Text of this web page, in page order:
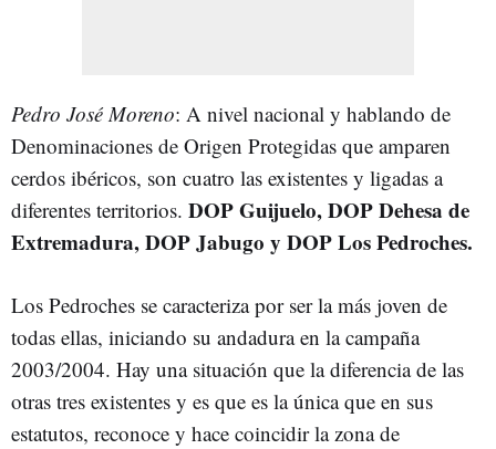
Pedro José Moreno: A nivel nacional y hablando de
Denominaciones de Origen Protegidas que amparen
cerdos ibéricos, son cuatro las existentes y ligadas a
diferentes territorios. DOP Guijuelo, DOP Dehesa de
Extremadura, DOP Jabugo y DOP Los Pedroches.
Los Pedroches se caracteriza por ser la más joven de
todas ellas, iniciando su andadura en la campaña
2003/2004. Hay una situación que la diferencia de las
otras tres existentes y es que es la única que en sus
estatutos, reconoce y hace coincidir la zona de